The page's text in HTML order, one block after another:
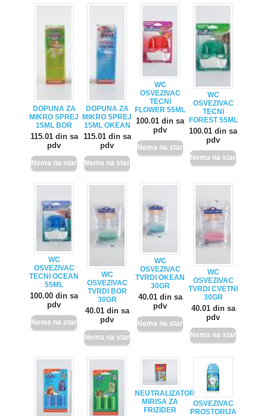
DOPUNA ZA
MIKRO SPREJ
15ML BOR
115.01 din sa
pdv
DOPUNA ZA
MIKRO SPREJ
15ML OKEAN
115.01 din sa
pdv
WC
OSVEZIVAC
TECNI
FLOWER 55ML
100.01 din sa
pdv
WC
OSVEZIVAC
TECNI
FOREST 55ML
100.01 din sa
pdv
WC
OSVEZIVAC
TECNI OCEAN
55ML
100.00 din sa
pdv
WC
OSVEZIVAC
TVRDI BOR
30GR
40.01 din sa
pdv
WC
OSVEZIVAC
TVRDI OKEAN
30GR
40.01 din sa
pdv
WC
OSVEZIVAC
TVRDI CVETNI
30GR
40.01 din sa
pdv
NEUTRALIZATOR
MIRISA ZA
FRIZIDER
OSVEZIVAC
PROSTORIJA